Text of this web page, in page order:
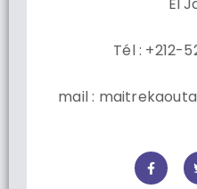
El
Tél : +212-
mail :